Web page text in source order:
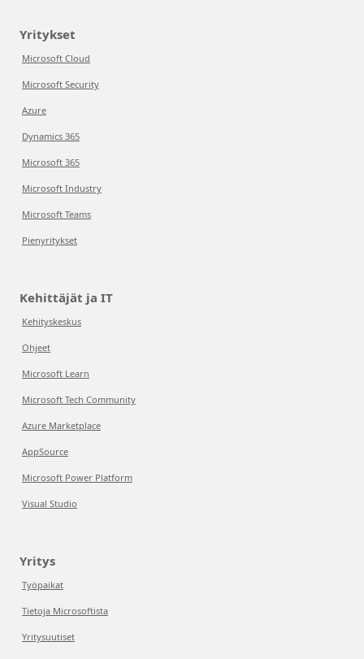
Yritykset
Microsoft Cloud
Microsoft Security
Azure
Dynamics 365
Microsoft 365
Microsoft Industry
Microsoft Teams
Pienyritykset
Kehittäjät ja IT
Kehityskeskus
Ohjeet
Microsoft Learn
Microsoft Tech Community
Azure Marketplace
AppSource
Microsoft Power Platform
Visual Studio
Yritys
Työpaikat
Tietoja Microsoftista
Yritysuutiset